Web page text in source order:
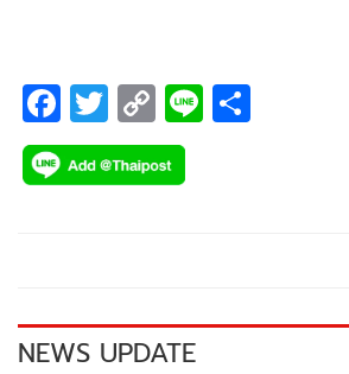
F
ac
e
k
T
wi
tt
C
o
p
k
Li
NEWS UPDATE